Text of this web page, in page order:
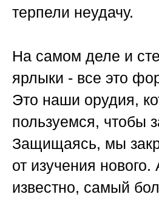
терпели неудачу.
На самом деле и
ярлыки - все это
Это наши орудия,
пользуемся, чтобы
Защищаясь, мы
от изучения нового.
известно, самый